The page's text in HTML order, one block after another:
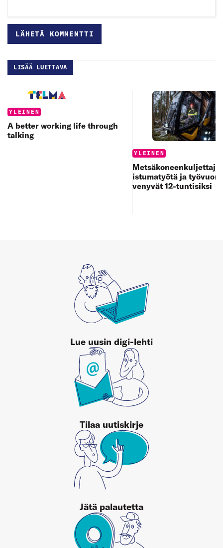
LISÄÄ LUETTAVA
Categories:
YLEINEN
A better working life through
talking
Categories:
YLEINEN
istumatyötä ja
venyvät 12-tuntisiksi
Lue uusin digi-lehti
Tilaa uutiskirje
Jätä palautetta